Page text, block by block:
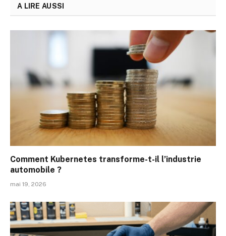
A LIRE AUSSI
Comment Kubernetes transforme-t-il l’industrie
automobile ?
mai 19, 2026